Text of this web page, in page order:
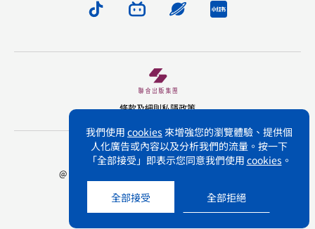
我們使用 cookies 來增強您的瀏覽體驗、提供個
人化廣告或內容以及分析我們的流量。按一下
「全部接受」即表示您同意我們使用 cookies 。
全部接受 全部拒絕
版權所有 不得轉載 三聯書店(香港)有限公司
@ Joint Publishing (Hong Kong) Company Limited.
All rights reserved.
條款及細則私隱政策